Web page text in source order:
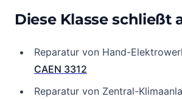
Diese Klasse schließt
Reparatur von Hand-
CAEN 3312
Reparatur von Zentral-